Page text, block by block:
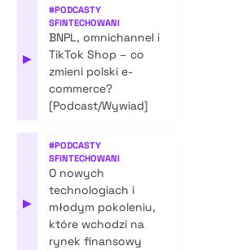
▶
#PODCASTY
SFINTECHOWANI
BNPL, omnichannel i
TikTok Shop – co
zmieni polski e-
commerce?
[Podcast/Wywiad]
▶
#PODCASTY
SFINTECHOWANI
O nowych
technologiach i
młodym pokoleniu,
które wchodzi na
rynek finansowy